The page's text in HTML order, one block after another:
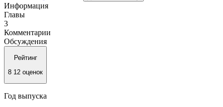
Информация
Главы
3
Комментарии
Обсуждения
Рейтинг
8 12 оценок
Год выпуска